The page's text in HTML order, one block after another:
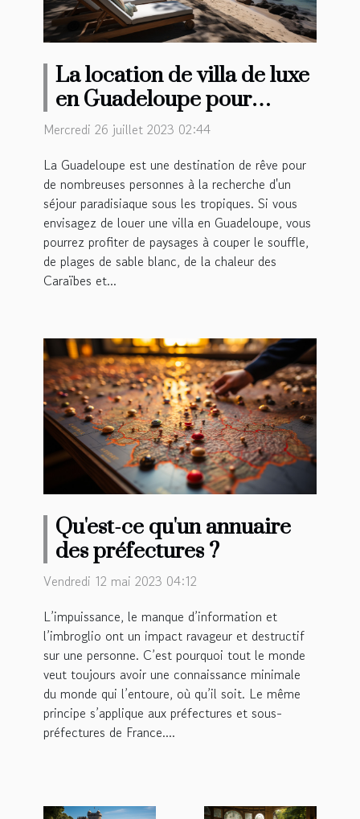
La location de villa de luxe
en Guadeloupe pour
passer ses vacances est-il
Mercredi 26 juillet 2023 02:44
La Guadeloupe est une destination de rêve pour
de nombreuses personnes à la recherche d'un
séjour paradisiaque sous les tropiques. Si vous
envisagez de louer une villa en Guadeloupe, vous
pourrez profiter de paysages à couper le souffle,
de plages de sable blanc, de la chaleur des
Caraïbes et...
Qu'est-ce qu'un annuaire
des préfectures ?
Vendredi 12 mai 2023 04:12
L’impuissance, le manque d’information et
l’imbroglio ont un impact ravageur et destructif
sur une personne. C’est pourquoi tout le monde
veut toujours avoir une connaissance minimale
du monde qui l’entoure, où qu’il soit. Le même
principe s’applique aux préfectures et sous-
préfectures de France....